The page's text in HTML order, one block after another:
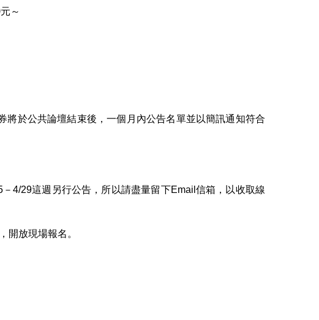
～
於公共論壇結束後，一個月內公告名單並以簡訊通知符合
4/29這週另行公告，所以請盡量留下Email信箱，以收取線
開放現場報名。